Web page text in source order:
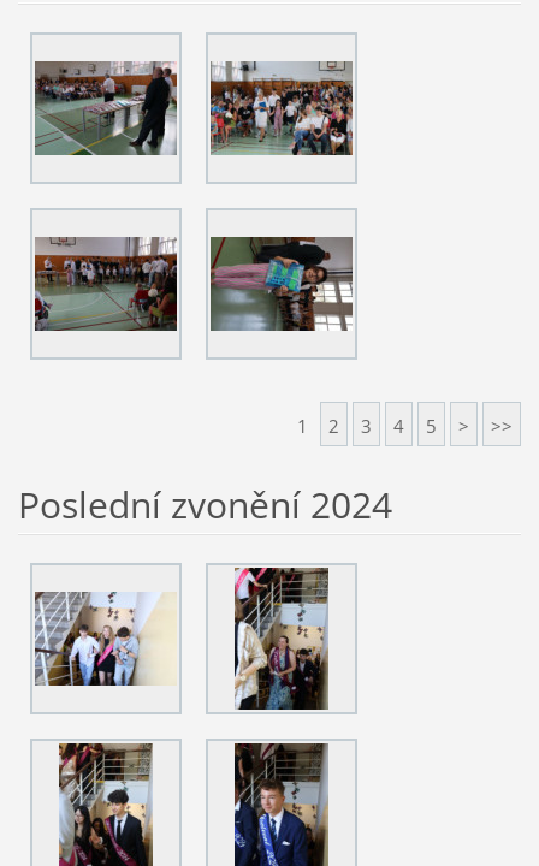
1 2 3 4 5 > >>
Poslední zvonění 2024